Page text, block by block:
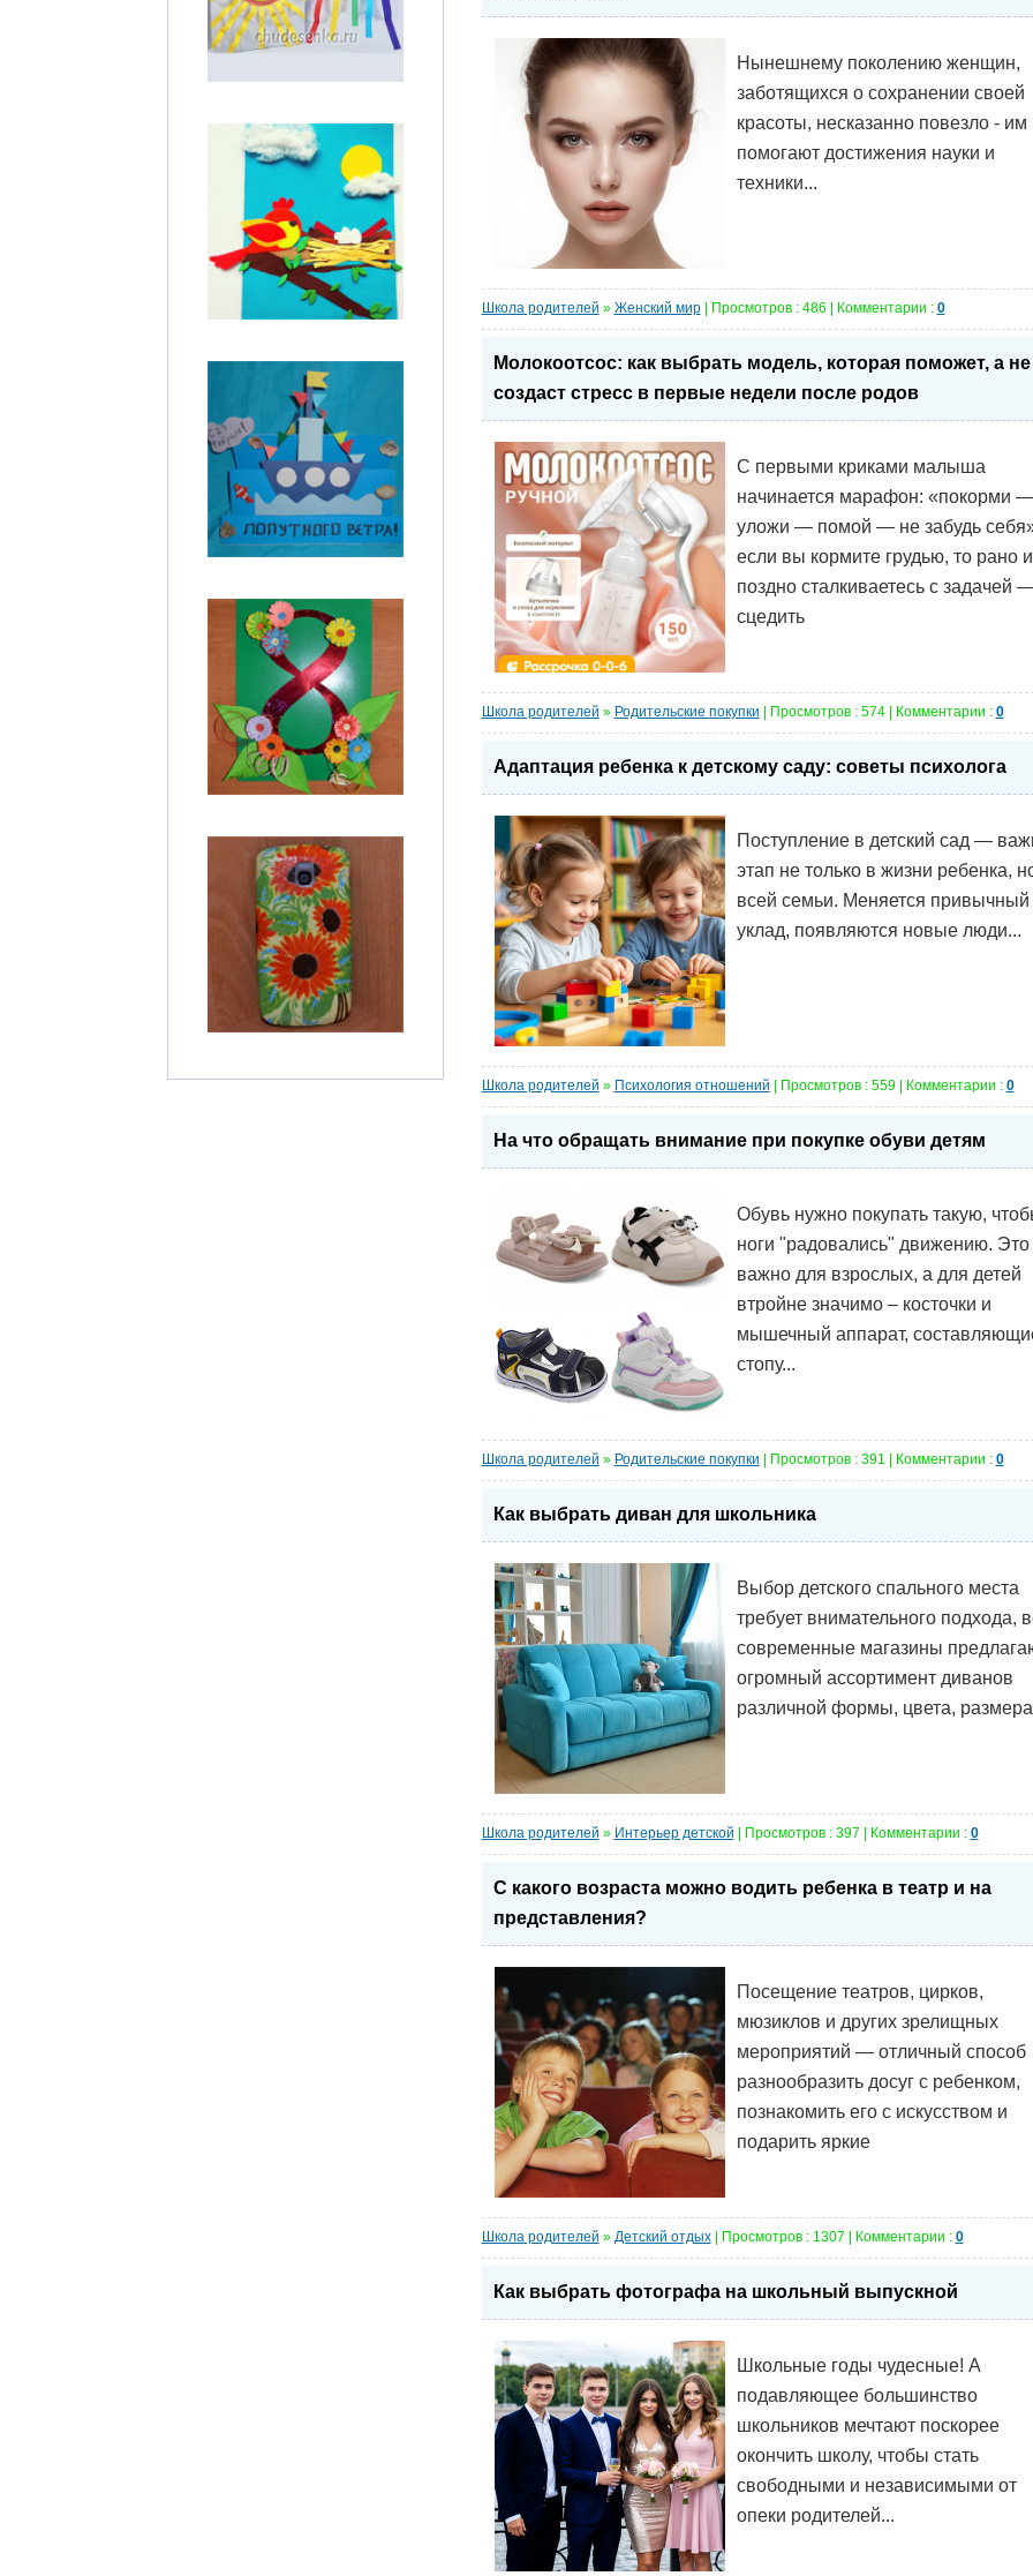
Нынешнему поколению женщин,
заботящихся о сохранении своей
красоты, несказанно повезло - им
помогают достижения науки и
техники...
Школа родителей » Женский мир| Просмотров : 486 | Комментарии : 0
Молокоотсос: как выбрать модель, которая поможет, а не
создаст стресс в первые недели после родов
С первыми криками малыша
начинается марафон: «покорми —
уложи — помой — не забудь
если вы кормите грудью, то рано
поздно сталкиваетесь с задачей
сцедить
Школа родителей » Родительские покупки | Просмотров : 574 | Комментарии : 0
Адаптация ребенка к детскому саду: советы психолога
Поступление в детский сад —
этап не только в жизни ребенка,
всей семьи. Меняется привычный
уклад, появляются новые люди...
Школа родителей » Психология отношений | Просмотров : 559 | Комментарии : 0
На что обращать внимание при покупке обуви детям
Обувь нужно покупать такую,
ноги "радовались" движению. Это
важно для взрослых, а для детей
втройне значимо – косточки и
мышечный аппарат,
стопу...
Школа родителей » Родительские покупки | Просмотров : 391 | Комментарии : 0
Как выбрать диван для школьника
Выбор детского спального места
требует внимательного подхода,
современные магазины
огромный ассортимент диванов
различной формы, цвета,
Школа родителей » Интерьер детской | Просмотров : 397 | Комментарии : 0
С какого возраста можно водить ребенка в театр и на
представления?
Посещение театров, цирков,
мюзиклов и других зрелищных
мероприятий — отличный способ
разнообразить досуг с ребенком,
познакомить его с искусством и
подарить яркие
Школа родителей » Детский отдых| Просмотров : 1307 | Комментарии : 0
Как выбрать фотографа на школьный выпускной
Школьные годы чудесные! А
подавляющее большинство
школьников мечтают поскорее
окончить школу, чтобы стать
свободными и независимыми от
опеки родителей...